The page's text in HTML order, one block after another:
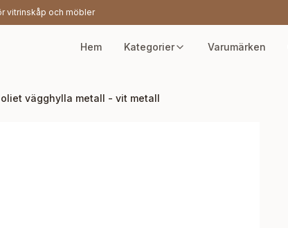
vitrinskåp och möbler
Hem Kategorier Varumärken
vägghylla metall - vit metall